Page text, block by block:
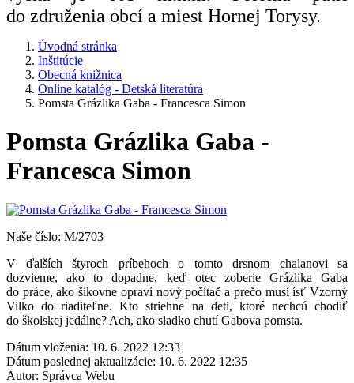
do združenia obcí a miest Hornej Torysy.
Úvodná stránka
Inštitúcie
Obecná knižnica
Online katalóg - Detská literatúra
Pomsta Grázlika Gaba - Francesca Simon
Pomsta Grázlika Gaba -
Francesca Simon
Naše číslo: M/2703
V ďalších štyroch príbehoch o tomto drsnom chalanovi sa
dozvieme, ako to dopadne, keď otec zoberie Grázlika Gaba
do práce, ako šikovne opraví nový počítač a prečo musí ísť Vzorný
Vilko do riaditeľne. Kto striehne na deti, ktoré nechcú chodiť
do školskej jedálne? Ach, ako sladko chutí Gabova pomsta.
Dátum vloženia: 10. 6. 2022 12:33
Dátum poslednej aktualizácie: 10. 6. 2022 12:35
Autor: Správca Webu